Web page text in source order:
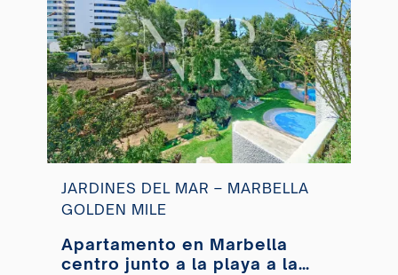
JARDINES DEL MAR – MARBELLA
GOLDEN MILE
Apartamento en Marbella
centro junto a la playa a la